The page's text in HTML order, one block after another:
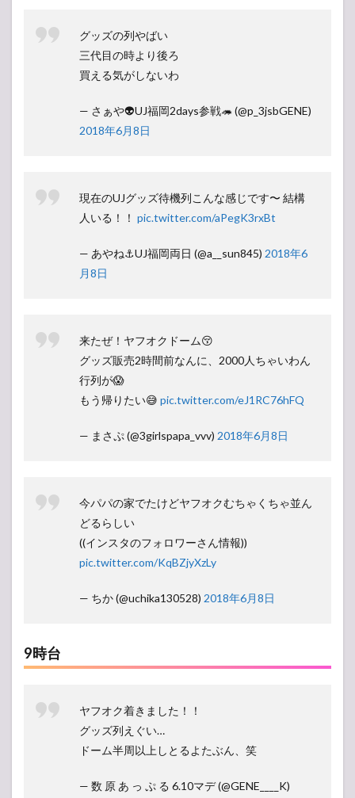
グッズの列やばい
三代目の時より後ろ
買える気がしないわ
— さぁや👽UJ福岡2days参戦🦔 (@p_3jsbGENE)
2018年6月8日
現在のUJグッズ待機列こんな感じです〜 結構
人いる！！ pic.twitter.com/aPegK3rxBt
— あやね⚓️UJ福岡両日 (@a__sun845) 2018年6
月8日
来たぜ！ヤフオクドーム😚
グッズ販売2時間前なんに、2000人ちゃいわん
行列が😱
もう帰りたい😅 pic.twitter.com/eJ1RC76hFQ
— まさぷ (@3girlspapa_vvv) 2018年6月8日
今パパの家でたけどヤフオクむちゃくちゃ並ん
どるらしい
((インスタのフォロワーさん情報))
pic.twitter.com/KqBZjyXzLy
— ちか (@uchika130528) 2018年6月8日
9時台
ヤフオク着きました！！
グッズ列えぐい…
ドーム半周以上しとるよたぶん、笑
— 数 原 あ っ ぷ る 6.10マデ (@GENE____K)